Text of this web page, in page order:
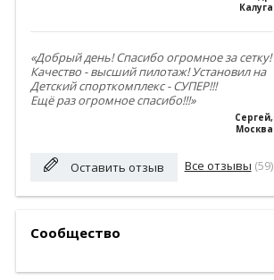
Калуга
«Добрый день! Спасибо огромное за сетку!
Качество - высший пилотаж! Установил на
Детский спорткомплекс - СУПЕР!!!
Ещё раз огромное спасибо!!!»
Сергей,
Москва
Оставить отзыв Все отзывы (59)
Сообщество